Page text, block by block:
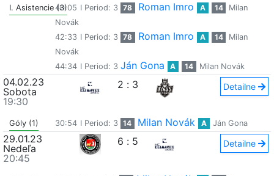
I. Asistencie (3)40:05 I Period: 3 78 Roman Imro A 14
Milan
Novák
42:33 I Period: 3 78 Roman Imro A 14
Milan
Novák
44:34 I Period: 3 Ján Gona A 14 Milan Novák
04.02.23
Sobota
19:30
2 : 3 Detailne
Góly (1) 30:54 I Period: 3 14 Milan Novák A Ján Gona
29.01.23
Nedeľa
20:45
6 : 5 Detailne